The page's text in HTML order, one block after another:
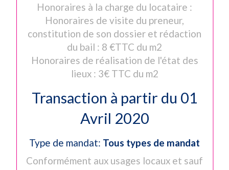
Honoraires à la charge du locataire :
Honoraires de visite du preneur,
constitution de son dossier et rédaction
du bail : 8 €TTC du m2
Honoraires de réalisation de l'état des
lieux : 3€ TTC du m2
Transaction à partir du 01
Avril 2020
Type de mandat: Tous types de mandat
Conformément aux usages locaux et sauf